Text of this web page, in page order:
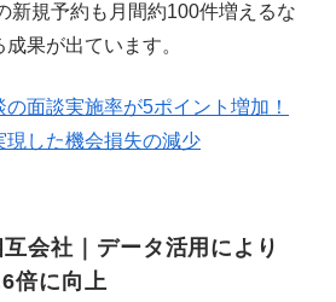
新規予約も月間約100件増えるな
果が出ています。
面談実施率が5ポイント増加！
現した機会損失の減少
会社｜データ活用により
倍に向上